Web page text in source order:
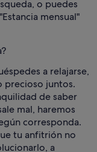
o puedes
mensual"
a relajarse,
precioso juntos.
de saber
mal, haremos
corresponda.
tu anfitrión no
a